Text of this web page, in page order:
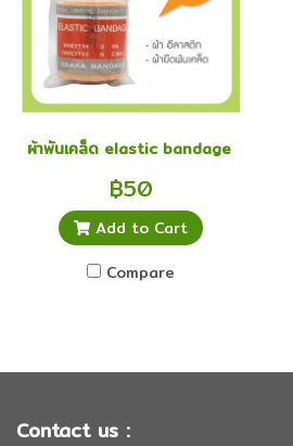
ผ้าพันเคล็ด elastic bandage อีลาสติ
฿50
Add to Cart
Compare
Contact us :